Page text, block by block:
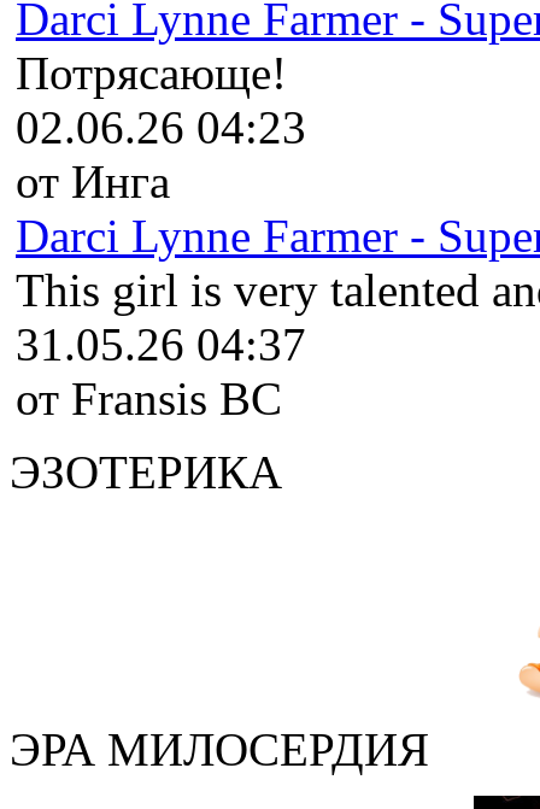
Darci Lynne Farmer -
Потрясающе!
02.06.26 04:23
от Инга
Darci Lynne Farmer -
This girl is very talented
31.05.26 04:37
от Fransis BC
ЭЗОТЕРИКА
ЭРА МИЛОСЕРДИЯ